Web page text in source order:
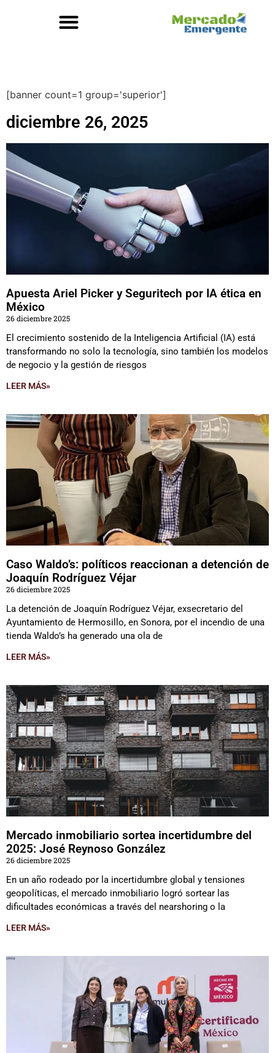
[banner count=1 group='superior']
diciembre 26, 2025
Apuesta Ariel Picker y Seguritech por IA ética en
México
26 diciembre 2025
El crecimiento sostenido de la Inteligencia Artificial (IA) está
transformando no solo la tecnología, sino también los modelos
de negocio y la gestión de riesgos
LEER MÁS»
Caso Waldo’s: políticos reaccionan a detención de
Joaquín Rodríguez Véjar
26 diciembre 2025
La detención de Joaquín Rodríguez Véjar, exsecretario del
Ayuntamiento de Hermosillo, en Sonora, por el incendio de una
tienda Waldo’s ha generado una ola de
LEER MÁS»
Mercado inmobiliario sortea incertidumbre del
2025: José Reynoso González
26 diciembre 2025
En un año rodeado por la incertidumbre global y tensiones
geopolíticas, el mercado inmobiliario logró sortear las
dificultades económicas a través del nearshoring o la
LEER MÁS»